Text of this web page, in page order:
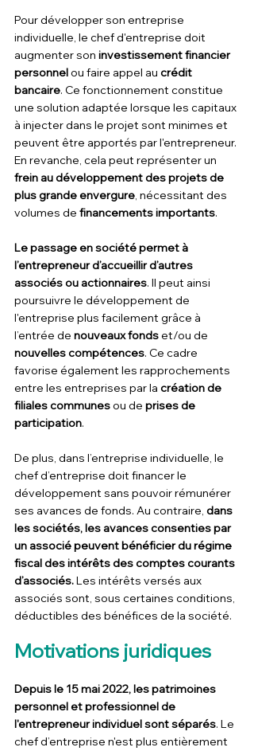
Pour développer son entreprise
individuelle, le chef d'entreprise doit
augmenter son investissement financier
personnel ou faire appel au crédit
bancaire. Ce fonctionnement constitue
une solution adaptée lorsque les capitaux
à injecter dans le projet sont minimes et
peuvent être apportés par l'entrepreneur.
En revanche, cela peut représenter un
frein au développement des projets de
plus grande envergure, nécessitant des
volumes de financements importants.
Le passage en société permet à
l’entrepreneur d’accueillir d’autres
associés ou actionnaires. Il peut ainsi
poursuivre le développement de
l'entreprise plus facilement grâce à
l’entrée de nouveaux fonds et/ou de
nouvelles compétences. Ce cadre
favorise également les rapprochements
entre les entreprises par la création de
filiales communes ou de prises de
participation.
De plus, dans l’entreprise individuelle, le
chef d’entreprise doit financer le
développement sans pouvoir rémunérer
ses avances de fonds. Au contraire, dans
les sociétés, les avances consenties par
un associé peuvent bénéficier du régime
fiscal des intérêts des comptes courants
d’associés. Les intérêts versés aux
associés sont, sous certaines conditions,
déductibles des bénéfices de la société.
Motivations juridiques
Depuis le 15 mai 2022, les patrimoines
personnel et professionnel de
l'entrepreneur individuel sont séparés. Le
chef d’entreprise n'est plus entièrement